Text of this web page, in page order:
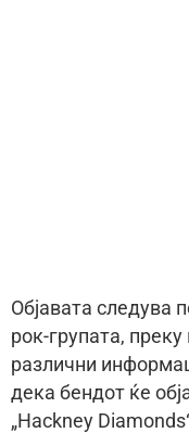
Објавата следува
рок-групата,
различни
дека бендот ќе
„Hackney